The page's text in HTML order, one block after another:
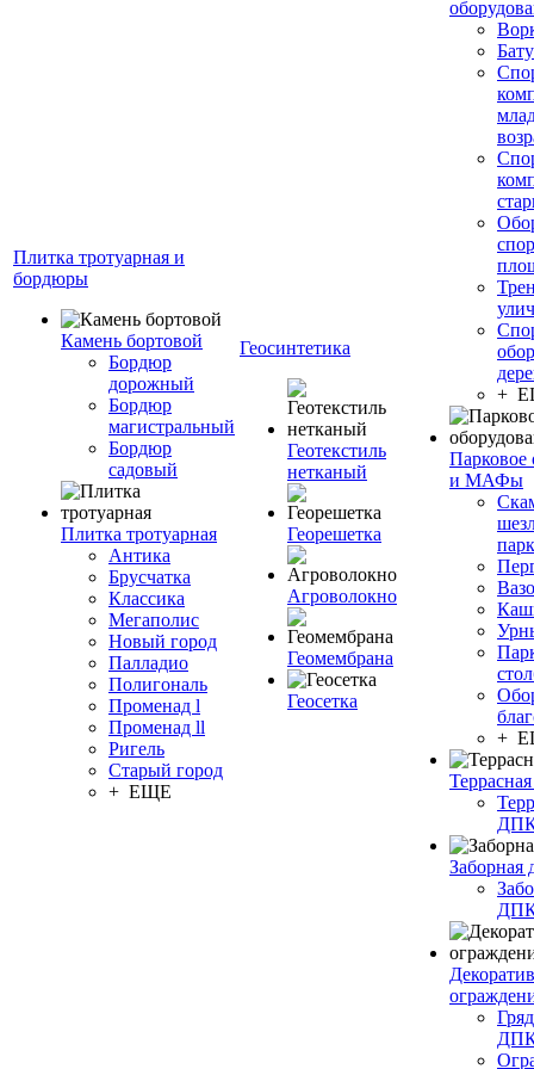
Плитка тротуарная и
бордюры
Камень бортовой
Бордюр
дорожный
Бордюр
магистральный
Бордюр
садовый
Плитка тротуарная
Антика
Брусчатка
Классика
Мегаполис
Новый город
Палладио
Полигональ
Променад l
Променад ll
Ригель
Старый город
+ ЕЩЕ
Геосинтетика
Геотекстиль
нетканый
Георешетка
Агроволокно
Геомембрана
Геосетка
+
Парковое
и МАФы
+
Заборная